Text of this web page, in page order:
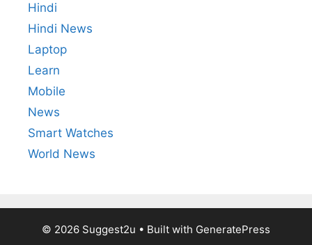
Hindi
Hindi News
Laptop
Learn
Mobile
News
Smart Watches
World News
© 2026 Suggest2u • Built with GeneratePress